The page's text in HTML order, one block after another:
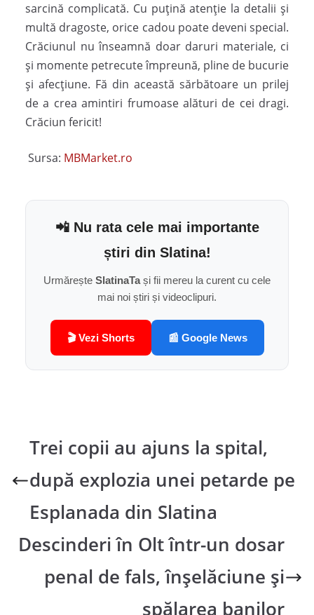
sarcină complicată. Cu puțină atenție la detalii și
multă dragoste, orice cadou poate deveni special.
Crăciunul nu înseamnă doar daruri materiale, ci
și momente petrecute împreună, pline de bucurie
și afecțiune. Fă din această sărbătoare un prilej
de a crea amintiri frumoase alături de cei dragi.
Crăciun fericit!
Sursa: MBMarket.ro
📲 Nu rata cele mai importante
știri din Slatina!
Urmărește SlatinaTași fii mereu la curent cu cele
mai noi știri și videoclipuri.
🎬 Vezi Shorts 📰 Google News
Trei copii au ajuns la spital,
după explozia unei petarde pe
Esplanada din Slatina
Descinderi în Olt într-un dosar
penal de fals, înșelăciune și
spălarea banilor